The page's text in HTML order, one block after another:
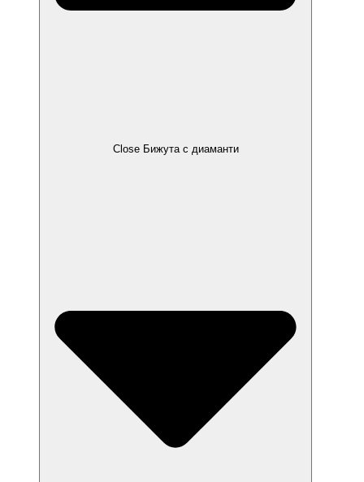
Close Бижута с диаманти